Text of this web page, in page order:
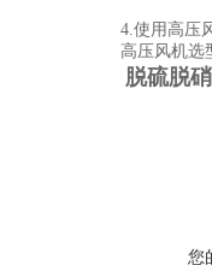
4.使用高压
高压风机选
脱硫脱
您